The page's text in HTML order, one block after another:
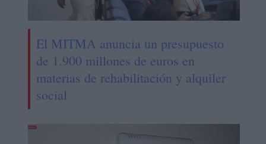
El MITMA anuncia un presupuesto
de 1.900 millones de euros en
materias de rehabilitación y alquiler
social